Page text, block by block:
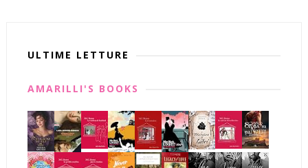
ULTIME LETTURE
AMARILLI'S BOOKS